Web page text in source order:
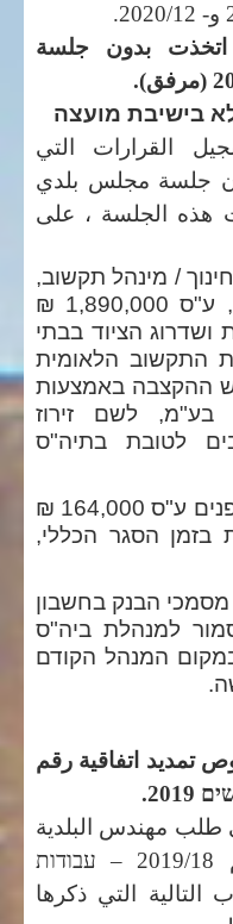
اتخذت بدون جلسة
בישיבת מועצה
القرارات التي
2020/9/22 بدون جلسة مجلس بلدي
هذه الجلسة ، على
/ מינהל תקשוב,
טכנולוגיה ומערכות מידע, ע"ס 1,890,000 ₪
ושדרוג הציוד בבתי
התקשוב הלאומית
ההקצבה באמצעות
לשם זירוז
לטובת בתיה"ס
אישור תקציב משרד הפנים ע"ס 164,000 ₪
בזמן הסגר הכללי,
הבנק בחשבון
למנהלת ביה"ס
המנהל הקודם
تمديد اتفاقية رقم
.
طلب مهندس البلدية
עבודות
التالية التي ذكرها